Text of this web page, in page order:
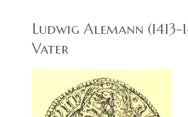
Ludwig Alemann
Vater